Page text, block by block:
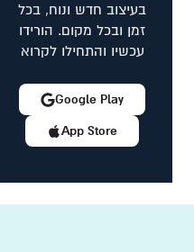
בעיצוב חדש ונוח, בכל
זמן ובכל מקום. הורידו
עכשיו והתחילו לקרוא
App Store
Google Play